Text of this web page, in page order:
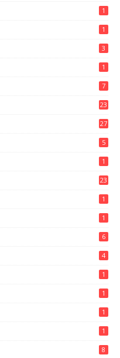
1
1
3
1
7
23
27
5
1
23
1
1
6
4
1
1
1
1
8